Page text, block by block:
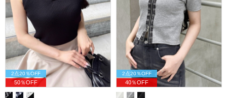
2点20％OFF
50％OFF
2点20％OFF
40％OFF